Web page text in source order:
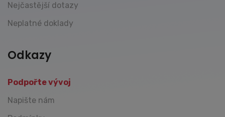
Nejčastější dotazy
Neplatné doklady
Odkazy
Podpořte vývoj
Napište nám